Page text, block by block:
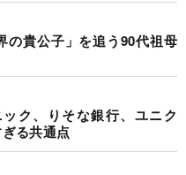
貴公子」を追う90代祖母
ク、りそな銀行、ユニク
る共通点